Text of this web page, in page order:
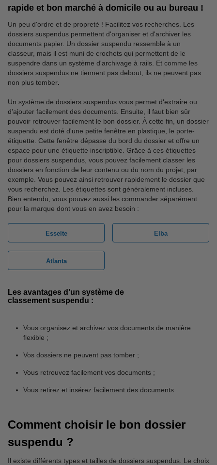
rapide et bon marché à domicile ou au bureau !
Un peu d'ordre et de propreté ! Facilitez vos recherches. Les
dossiers suspendus permettent d'organiser et d'archiver les
documents papier. Un dossier suspendu ressemble à un
classeur, mais il est muni de crochets qui permettent de le
suspendre dans un système d'archivage à rails. Et comme les
dossiers suspendus ne tiennent pas debout, ils ne peuvent pas
non plus tomber.
Un système de dossiers suspendus vous permet d'extraire ou
d'ajouter facilement des documents. Ensuite, il faut bien sûr
pouvoir retrouver facilement le bon dossier. À cette fin, un dossier
suspendu est doté d'une petite fenêtre en plastique, le porte-
étiquette. Cette fenêtre dépasse du bord du dossier et offre un
espace pour une étiquette inscriptible. Grâce à ces étiquettes
pour dossiers suspendus, vous pouvez facilement classer les
dossiers en fonction de leur contenu ou du nom du projet, par
exemple. Vous pouvez ainsi retrouver rapidement le dossier que
vous recherchez. Les étiquettes sont généralement incluses.
Bien entendu, vous pouvez aussi les commander séparément
pour la marque dont vous en avez besoin :
Esselte Elba
Atlanta
Les avantages d’un système de
classement suspendu :
Vous organisez et archivez vos documents de manière
flexible ;
Vos dossiers ne peuvent pas tomber ;
Vous retrouvez facilement vos documents ;
Vous retirez et insérez facilement des documents
Comment choisir le bon dossier
suspendu ?
Il existe différents types et tailles de dossiers suspendus. Le choix